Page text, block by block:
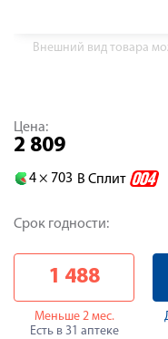
Внешний вид товара
Цена:
2 809
4 × 703 В Сплит
Срок годности:
1 488
Меньше 2 мес.
Есть в 31 аптеке